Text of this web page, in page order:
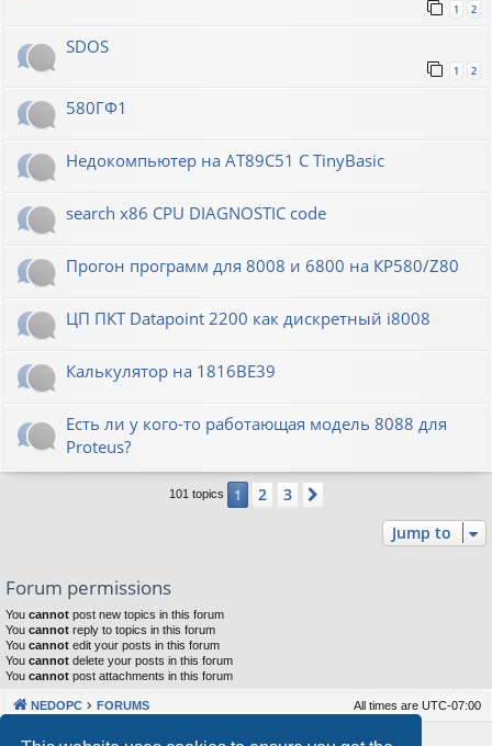
1 2
SDOS
1 2
580ГФ1
Недокомпьютер на AT89C51 C TinyBasic
search x86 CPU DIAGNOSTIC code
Прогон программ для 8008 и 6800 на КР580/Z80
ЦП ПКТ Datapoint 2200 как дискретный i8008
Калькулятор на 1816ВЕ39
Есть ли у кого-то работающая модель 8088 для
Proteus?
101 topics 1 2 3
Jump to
Forum permissions
You cannot post new topics in this forum
You cannot reply to topics in this forum
You cannot edit your posts in this forum
You cannot delete your posts in this forum
You cannot post attachments in this forum
NEDOPC FORUMS All times are UTC-07:00
Powered byphpBB® Forum Software © phpBB Limited